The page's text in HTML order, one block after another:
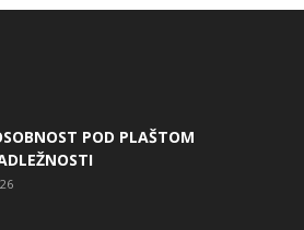
POD PLAŠTOM